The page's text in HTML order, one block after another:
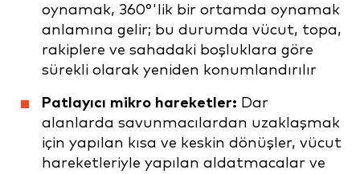
oynamak, 360°'lik bir ortamda oynamak
anlamına gelir; bu durumda vücut, topa,
rakiplere ve sahadaki boşluklara göre
sürekli olarak yeniden konumlandırılır
Patlayıcı mikro hareketler: Dar
alanlarda savunmacılardan uzaklaşmak
için yapılan kısa ve keskin dönüşler, vücut
hareketleriyle yapılan aldatmacalar ve